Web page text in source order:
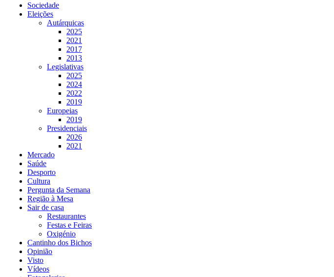
Sociedade
Eleições
Autárquicas
2025
2021
2017
2013
Legislativas
2025
2024
2022
2019
Europeias
2019
Presidenciais
2026
2021
Mercado
Saúde
Desporto
Cultura
Pergunta da Semana
Região à Mesa
Sair de casa
Restaurantes
Festas e Feiras
Oxigénio
Cantinho dos Bichos
Opinião
Visto
Vídeos